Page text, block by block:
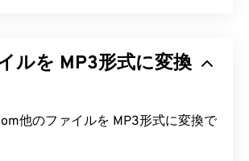
ルを開くにはどうすれ
か?
開くためのデフォルトのプレーヤー
Player
圧縮し、 デジタル保存および伝送を
タルオーディオコーディング形式で
ーディオファイルです。ファイルサ
音質も許容範囲内であるため、
ルを MP3形式に変換
他のファイルを MP3形式に変換で